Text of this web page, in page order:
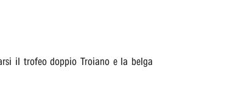
il trofeo doppio Troiano e la belga